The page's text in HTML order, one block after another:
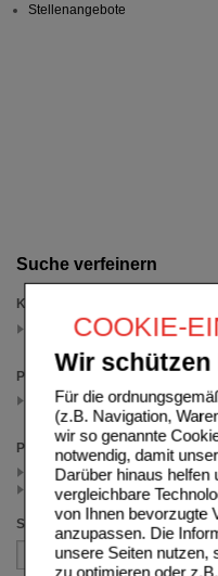
COOKIE-
Wir schützen
Für die
(z.B. Navigation,
wir so genannte
notwendig, damit
Darüber hinaus helfen
vergleichbare
von Ihnen bevorzugte
anzupassen. Die
unsere Seiten nutzen,
zu optimieren oder
Suche verfeinern
Kategorien
Schmerzpflaster
(auswahl entfernen)
Packungsgröße
4 St
(auswahl entfernen)
Preis
< 22.50 (1)
>= 22.50 (1)
Sortieren nach
Stellenangebote